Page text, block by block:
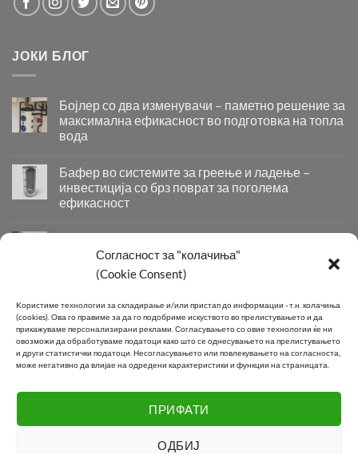
Согласност за "колачиња"
(Cookie Consent)
Kористиме технологии за складирање и/или пристап до информации - т.н. колачиња
(cookies).Ова го правиме за да го подобриме искуството во прелистувањето и да
прикажуваме персонализирани реклами.Согласувањето со овие технологии ќе ни
овозможи да обработуваме податоци како што се однесувањето на прелистувањето
и други статистички податоци.Несогласувањето или повлекувањето на согласноста,
може негативно да влијае на одредени карактеристики и функции на страницата.
ПРИФАТИ
ОДБИЈ
ЈОКИ БЛОГ
Бојлер со два изменувачи – паметно решение за
максимална ефикасност во подготовка на топла
вода
со
два
изменувачи
–
решение
максимална
ефикасност
подготовка
на
топла
вода
Бафер во системите за греење и ладење –
инвестиција со брз поврат за поголема
ефикасност
во
–
инвестиција
со
брз
поврат
Системи за Греење и Ладење
Придобивки
Современи
Системи
за
Греење
Ладење
КОНТАКТ
Телефон:+389 2 2581 800
+389 2 2550 118